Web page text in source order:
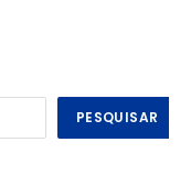
PESQUISAR